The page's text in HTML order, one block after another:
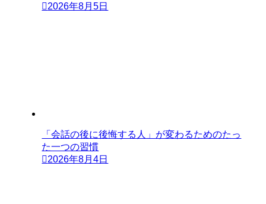
2026年8月5日
「会話の後に後悔する人」が変わるためのたっ
た一つの習慣
2026年8月4日